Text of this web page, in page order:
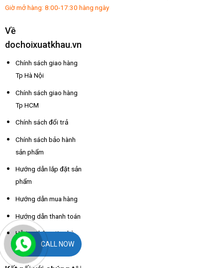
Giờ mở hàng: 8:00-17:30 hàng ngày
Về
dochoixuatkhau.vn
Chính sách giao hàng
Tp Hà Nội
Chính sách giao hàng
Tp HCM
Chính sách đổi trả
Chính sách bảo hành
sản phẩm
Hướng dẫn lắp đặt sản
phẩm
Hướng dẫn mua hàng
Hướng dẫn thanh toán
Hỗ trợ thông tin nhà
xe các tỉnhCALL NOW